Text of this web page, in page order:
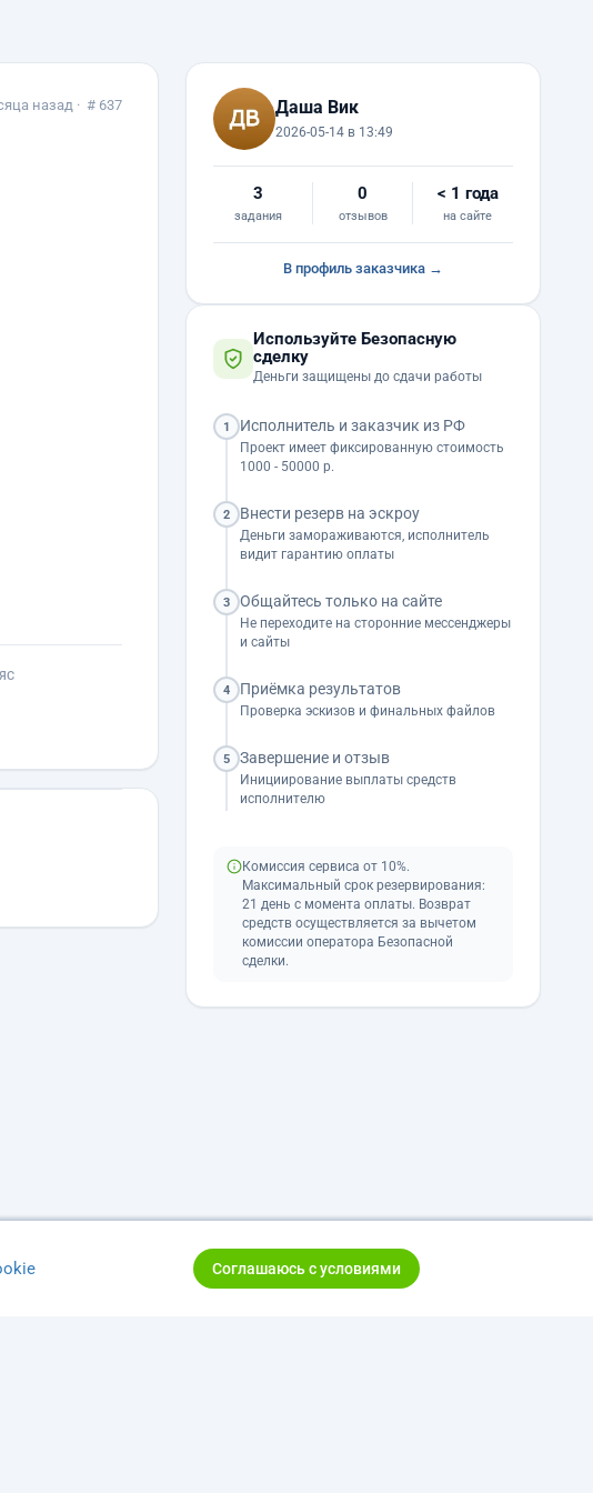
назад · # 637 Даша Вик
2026-05-14 в 13:49
3
задания
0
отзывов
< 1 года
на сайте
В профиль заказчика →
Используйте Безопасную
сделку
Деньги защищены до сдачи работы
1 Исполнитель и заказчик из РФ
Проект имеет фиксированную стоимость
1000 - 50000 р.
2 Внести резерв на эскроу
Деньги замораживаются, исполнитель
видит гарантию оплаты
3 Общайтесь только на сайте
Не переходите на сторонние мессенджеры
и сайты
4 Приёмка результатов
Проверка эскизов и финальных файлов
5 Завершение и отзыв
Инициирование выплаты средств
исполнителю
Комиссия сервиса от 10%.
Максимальный срок резервирования:
21 день с момента оплаты. Возврат
средств осуществляется за вычетом
комиссии оператора Безопасной
сделки.
Соглашаюсь с условиями